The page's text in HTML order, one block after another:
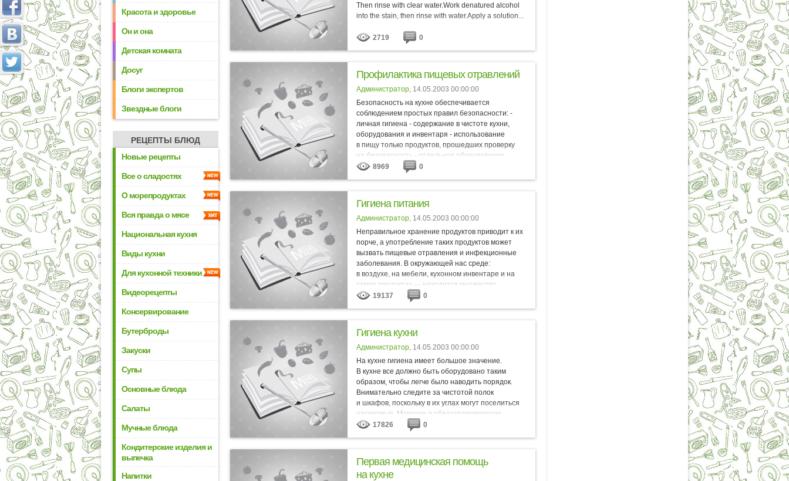
Красота и здоровье
Он и она
Детская комната
Досуг
Блоги экспертов
Звездные блоги
РЕЦЕПТЫ БЛЮД
Новые рецепты
Все о сладостях
О морепродуктах
Вся правда о мясе
Национальная кухня
Виды кухни
Для кухонной техники
Видеорецепты
Консервирование
Бутерброды
Закуски
Супы
Основные блюда
Салаты
Мучные блюда
Кондитерские изделия и
выпечка
Напитки
Then rinse with clear water.Work denatured alcohol
into the stain, then rinse with water.Apply a solution...
2719 0
Профилактика пищевых отравлений
Администратор, 14.05.2003 00:00:00
Безопасность на кухне обеспечивается
соблюдением простых правил безопасности: -
личная гигиена - содержание в чистоте кухни,
оборудования и инвентаря - использование
в пищу только продуктов, прошедших проверку
на безопасность - отдельное оборудование
и ножи для готовых...
8969 0
Гигиена питания
Администратор, 14.05.2003 00:00:00
Неправильное хранение продуктов приводит к их
порче, а употребление таких продуктов может
вызвать пищевые отравления и инфекционные
заболевания. В окружающей нас среде:
в воздухе, на мебели, кухонном инвентаре и на
самих продуктах — находится множество...
19137
0
Гигиена кухни
Администратор, 14.05.2003 00:00:00
На кухне гигиена имеет большое значение.
В кухне все должно быть оборудовано таким
образом, чтобы легче было наводить порядок.
Внимательно следите за чистотой полок
и шкафов, поскольку в их углах могут поселиться
насекомые. Моющие и обеззараживающие
средства нужно...
17826 0
Первая медицинская помощь
на кухне